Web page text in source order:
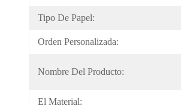
Tipo De Papel:
Orden Personalizada:
Nombre Del Producto:
El Material: